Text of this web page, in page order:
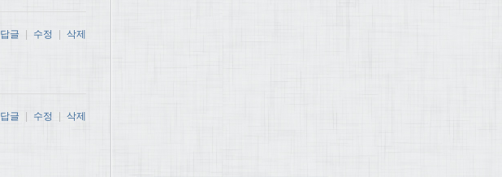
답글 수정 삭제
답글 수정 삭제